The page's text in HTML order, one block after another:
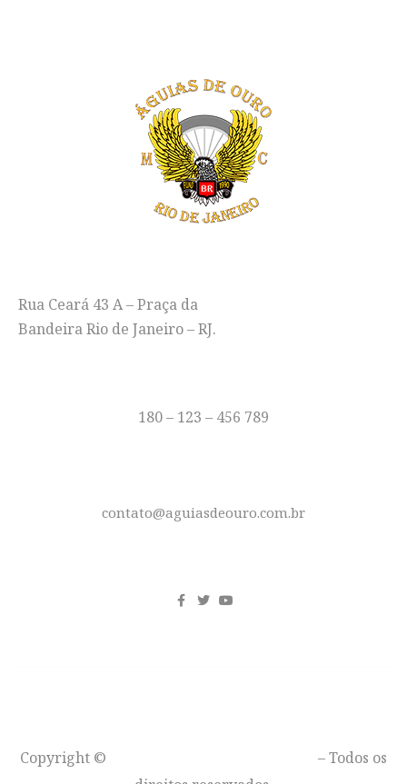
Rua Ceará 43 A – Praça da
Bandeira Rio de Janeiro – RJ.
180 – 123 – 456 789
contato@aguiasdeouro.com.br
Copyright ©
– Todos os